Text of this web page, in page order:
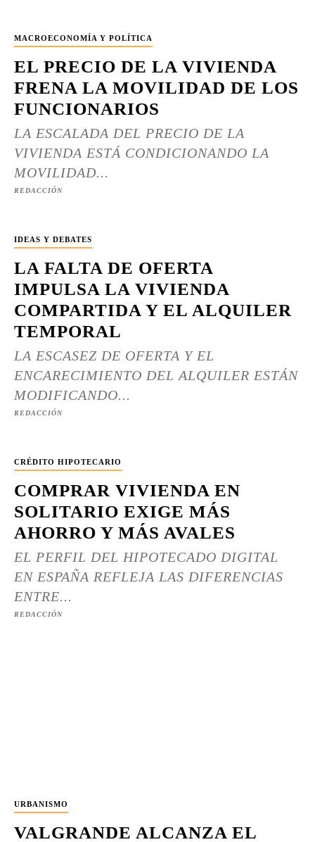
MACROECONOMÍA Y POLÍTICA
EL PRECIO DE LA VIVIENDA
FRENA LA MOVILIDAD DE LOS
FUNCIONARIOS
LA ESCALADA DEL PRECIO DE LA
VIVIENDA ESTÁ CONDICIONANDO LA
MOVILIDAD...
REDACCIÓN
IDEAS Y DEBATES
LA FALTA DE OFERTA
IMPULSA LA VIVIENDA
COMPARTIDA Y EL ALQUILER
TEMPORAL
LA ESCASEZ DE OFERTA Y EL
ENCARECIMIENTO DEL ALQUILER ESTÁN
MODIFICANDO...
REDACCIÓN
CRÉDITO HIPOTECARIO
COMPRAR VIVIENDA EN
SOLITARIO EXIGE MÁS
AHORRO Y MÁS AVALES
EL PERFIL DEL HIPOTECADO DIGITAL
EN ESPAÑA REFLEJA LAS DIFERENCIAS
ENTRE...
REDACCIÓN
URBANISMO
VALGRANDE ALCANZA EL